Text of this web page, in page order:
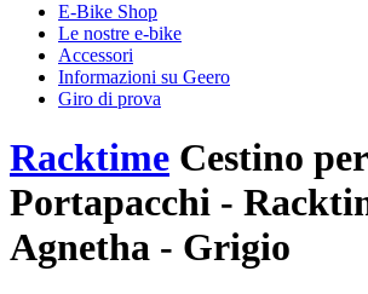
E-Bike Shop
Le nostre e-bike
Accessori
Informazioni su Geero
Giro di prova
Racktime Cestino per
Portapacchi -
Agnetha - Grigio